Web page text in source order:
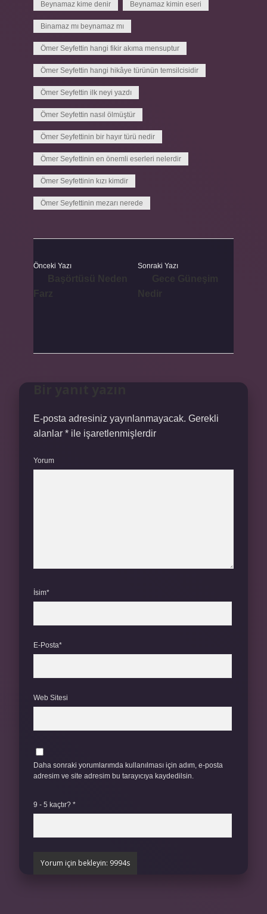
Beynamaz kime denir Beynamaz kimin eseri
Binamaz mı beynamaz mı
Ömer Seyfettin hangi fikir akıma mensuptur
Ömer Seyfettin hangi hikâye türünün temsilcisidir
Ömer Seyfettin ilk neyi yazdı
Ömer Seyfettin nasıl ölmüştür
Ömer Seyfettinin bir hayır türü nedir
Ömer Seyfettinin en önemli eserleri nelerdir
Ömer Seyfettinin kızı kimdir
Ömer Seyfettinin mezarı nerede
Önceki Yazı Sonraki Yazı
E-posta adresiniz yayınlanmayacak. Gerekli
alanlar * ile işaretlenmişlerdir
Yorum
İsim*
E-Posta*
Web Sitesi
Daha sonraki yorumlarımda kullanılması için adım, e-posta
adresim ve site adresim bu tarayıcıya kaydedilsin.
9 - 5 kaçtır? *